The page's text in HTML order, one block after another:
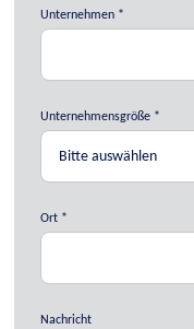
Unternehmen
Unternehmensgröße
Ort
Nachricht